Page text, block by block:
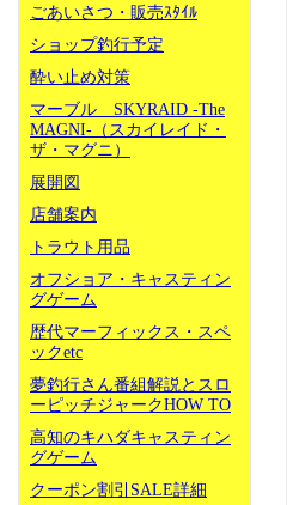
ごあいさつ・販売ｽﾀｲﾙ
ショップ釣行予定
酔い止め対策
マーブル SKYRAID -The
MAGNI-（スカイレイド・
ザ・マグニ）
展開図
店舗案内
トラウト用品
オフショア・キャスティン
グゲーム
歴代マーフィックス・スペ
ックetc
夢釣行さん番組解説とスロ
ーピッチジャークHOW TO
高知のキハダキャスティン
グゲーム
クーポン割引SALE詳細